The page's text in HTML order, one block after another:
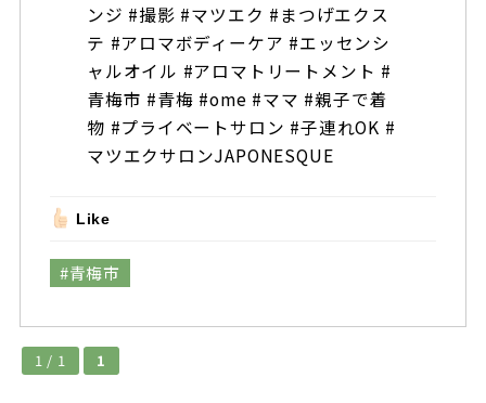
ンジ #撮影 #マツエク #まつげエクス
テ #アロマボディーケア #エッセンシ
ャルオイル #アロマトリートメント #
青梅市 #青梅 #ome #ママ #親子で着
物 #プライベートサロン #子連れOK #
マツエクサロンJAPONESQUE
Like
#青梅市
1 / 1 1